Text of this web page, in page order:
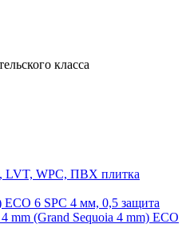
класса
LVT, WPC, ПВХ плитка
6 SPC 4 мм, 0,5 защита
mm (Grand Sequoia 4 mm) ECO